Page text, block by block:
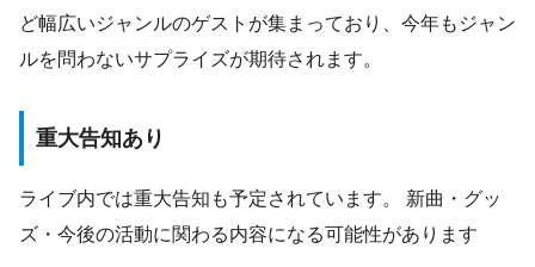
ど幅広いジャンルのゲストが集まっており、今年もジャン
ルを問わないサプライズが期待されます。
重大告知あり
ライブ内では重大告知も予定されています。 新曲・グッ
ズ・今後の活動に関わる内容になる可能性があります